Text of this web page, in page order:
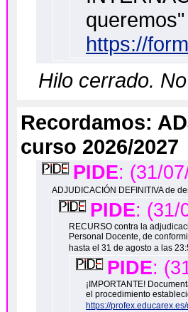
https://
Hilo cerrado.
Recordamos:
curso 2026/2027
PIDE: (31/
ADJUDICACIÓN DEFINITIVA de
PIDE: (31/
RECURSO contra la
Personal Docente, de
hasta el 31 de agosto a las
PIDE:
¡IMPORTANTE!
el procedimiento
https://